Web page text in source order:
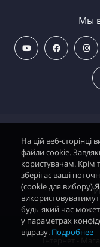
Мы
Інтернет -
На цій веб-сторінці
файли cookie.
користувачам. Крім
зберігає ваші
(cookie для
будь-який час
у параметрах
відразу. Подробнее